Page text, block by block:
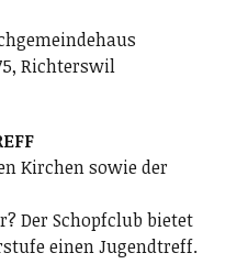
Richterswil
Kirchen sowie der
Der Schopfclub bietet
einen Jugendtreff.